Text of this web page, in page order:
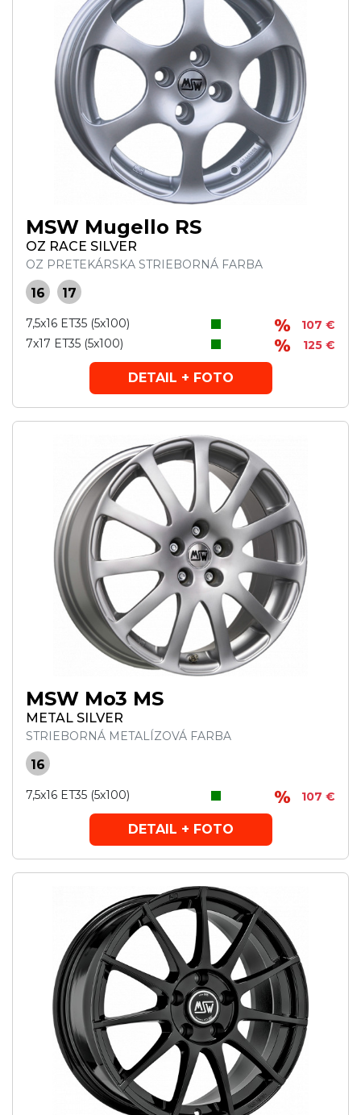
MSW Mugello RS
OZ RACE SILVER
OZ PRETEKÁRSKA STRIEBORNÁ FARBA
16 17
7,5x16 ET35 (5x100)
107 €
7x17 ET35 (5x100)
125 €
DETAIL + FOTO
MSW Mo3 MS
METAL SILVER
STRIEBORNÁ METALÍZOVÁ FARBA
16
7,5x16 ET35 (5x100) 107 €
DETAIL + FOTO